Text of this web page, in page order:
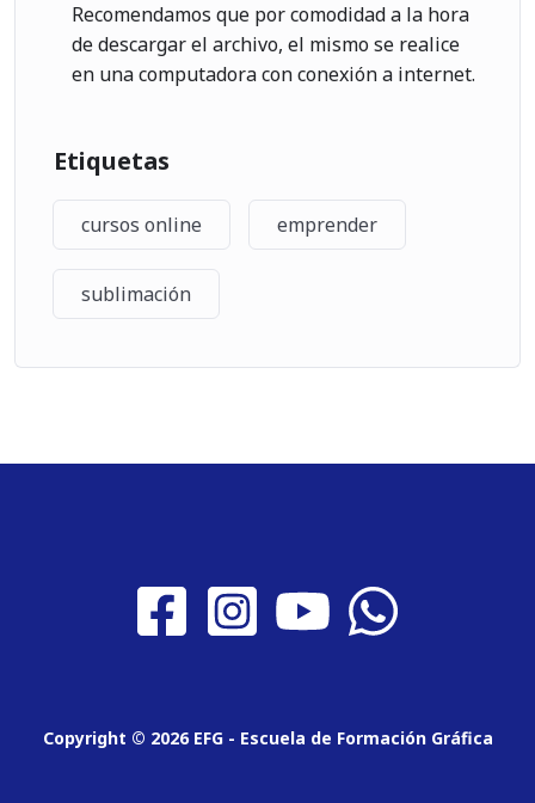
Recomendamos que por comodidad a la hora
de descargar el archivo, el mismo se realice
en una computadora con conexión a internet.
Etiquetas
cursos online emprender
sublimación
Copyright © 2026 EFG - Escuela de Formación Gráfica